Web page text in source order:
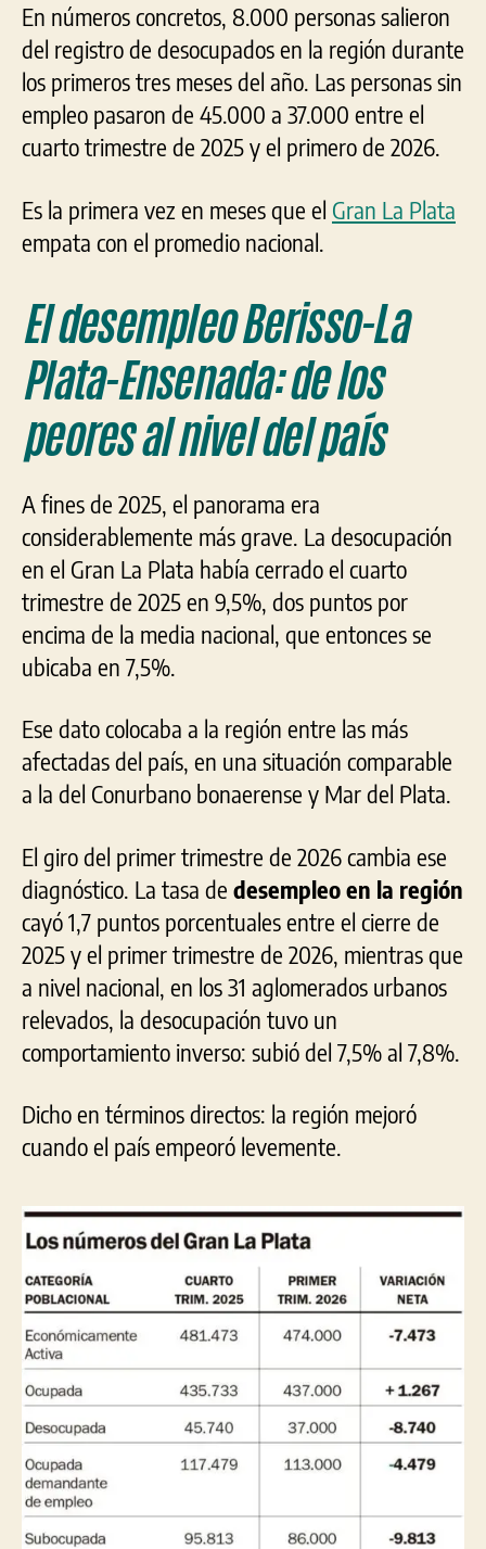
En números concretos, 8.000 personas salieron
del registro de desocupados en la región durante
los primeros tres meses del año. Las personas sin
empleo pasaron de 45.000 a 37.000 entre el
cuarto trimestre de 2025 y el primero de 2026.
Es la primera vez en meses que el Gran La Plata
empata con el promedio nacional.
El desempleo Berisso-La
Plata-Ensenada: de los
peores al nivel del país
A fines de 2025, el panorama era
considerablemente más grave. La desocupación
en el Gran La Plata había cerrado el cuarto
trimestre de 2025 en 9,5%, dos puntos por
encima de la media nacional, que entonces se
ubicaba en 7,5%.
Ese dato colocaba a la región entre las más
afectadas del país, en una situación comparable
a la del Conurbano bonaerense y Mar del Plata.
El giro del primer trimestre de 2026 cambia ese
diagnóstico. La tasa de desempleo en la región
cayó 1,7 puntos porcentuales entre el cierre de
2025 y el primer trimestre de 2026, mientras que
a nivel nacional, en los 31 aglomerados urbanos
relevados, la desocupación tuvo un
comportamiento inverso: subió del 7,5% al 7,8%.
Dicho en términos directos: la región mejoró
cuando el país empeoró levemente.